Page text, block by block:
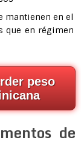
mantienen en el
que en régimen
peso
de